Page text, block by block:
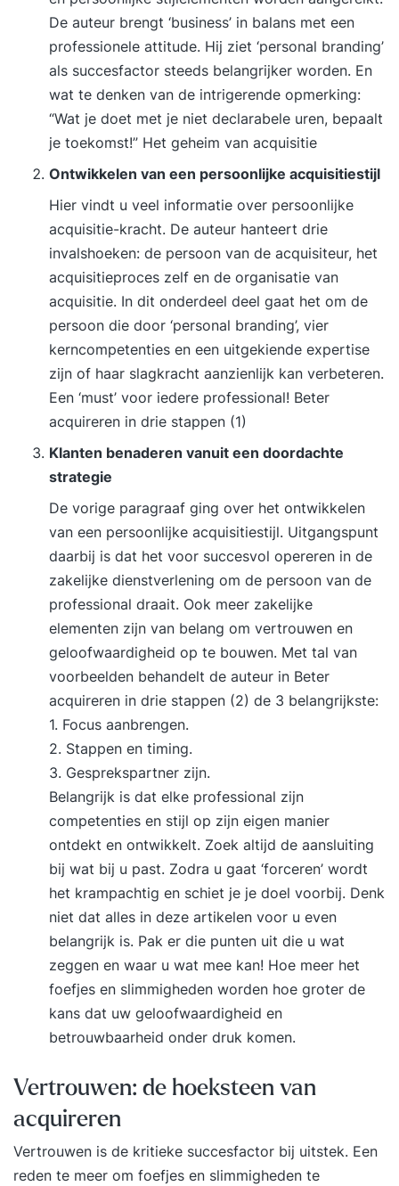
De auteur brengt ‘business’ in balans met een
professionele attitude. Hij ziet ‘personal branding’
als succesfactor steeds belangrijker worden. En
wat te denken van de intrigerende opmerking:
“Wat je doet met je niet declarabele uren, bepaalt
je toekomst!” Het geheim van acquisitie
Ontwikkelen van een persoonlijke acquisitiestijl
Hier vindt u veel informatie over persoonlijke
acquisitie-kracht. De auteur hanteert drie
invalshoeken: de persoon van de acquisiteur, het
acquisitieproces zelf en de organisatie van
acquisitie. In dit onderdeel deel gaat het om de
persoon die door ‘personal branding’, vier
kerncompetenties en een uitgekiende expertise
zijn of haar slagkracht aanzienlijk kan verbeteren.
Een ‘must’ voor iedere professional! Beter
acquireren in drie stappen (1)
Klanten benaderen vanuit een doordachte
strategie
De vorige paragraaf ging over het ontwikkelen
van een persoonlijke acquisitiestijl. Uitgangspunt
daarbij is dat het voor succesvol opereren in de
zakelijke dienstverlening om de persoon van de
professional draait. Ook meer zakelijke
elementen zijn van belang om vertrouwen en
geloofwaardigheid op te bouwen. Met tal van
voorbeelden behandelt de auteur in Beter
acquireren in drie stappen (2) de 3 belangrijkste:
1. Focus aanbrengen.
2. Stappen en timing.
3. Gesprekspartner zijn.
Belangrijk is dat elke professional zijn
competenties en stijl op zijn eigen manier
ontdekt en ontwikkelt. Zoek altijd de aansluiting
bij wat bij u past. Zodra u gaat ‘forceren’ wordt
het krampachtig en schiet je je doel voorbij. Denk
niet dat alles in deze artikelen voor u even
belangrijk is. Pak er die punten uit die u wat
zeggen en waar u wat mee kan! Hoe meer het
foefjes en slimmigheden worden hoe groter de
kans dat uw geloofwaardigheid en
betrouwbaarheid onder druk komen.
Vertrouwen: de hoeksteen van
acquireren
Vertrouwen is de kritieke succesfactor bij uitstek. Een
reden te meer om foefjes en slimmigheden te